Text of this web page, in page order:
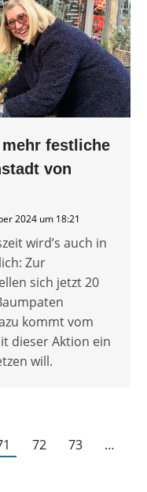
festliche
von
2024 um 18:21
wird’s auch in
Zur
sich jetzt 20
kommt vom
dieser Aktion ein
will.
72 73
…